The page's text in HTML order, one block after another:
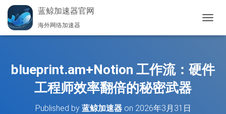
蓝鲸加速器官网
海外网络加速器
换
blueprint.am+Notion 工作流：硬件
工程师效率翻倍的秘密武器
Published by 蓝鲸加速器on 2026年3月31日